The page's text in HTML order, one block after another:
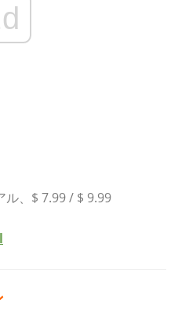
ル、$ 7.99 / $ 9.99